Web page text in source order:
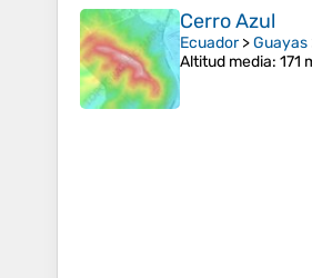
Cerro Azul
Ecuador>Guayas
Altitud media: 171